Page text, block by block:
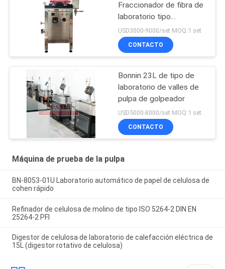
Fraccionador de fibra de
laboratorio tipo
Somerville
USD3000-9000/set MOQ:1 set
CONTACTO
Bonnin 23L de tipo de
laboratorio de valles de
pulpa de golpeador
USD5000-8000/set MOQ:1 set
CONTACTO
Máquina de prueba de la pulpa
BN-8053-01U Laboratorio automático de papel de celulosa de
cohen rápido
Refinador de celulosa de molino de tipo ISO 5264-2 DIN EN
25264-2 PFI
Digestor de celulosa de laboratorio de calefacción eléctrica de
15L (digestor rotativo de celulosa)